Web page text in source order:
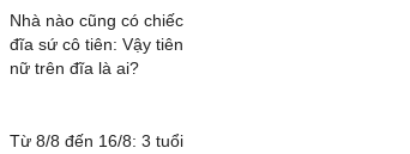
Nhà nào cũng có chiếc
đĩa sứ cô tiên: Vậy tiên
nữ trên đĩa là ai?
Từ 8/8 đến 16/8: 3 tuổi